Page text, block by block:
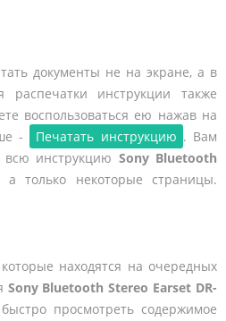
документы не на экране, а в
инструкции также
воспользоваться ею нажав на
-
Печатать инструкцию . Вам
всю инструкцию Sony Bluetooth
а только некоторые страницы.
находятся на очередных
Sony Bluetooth Stereo Earset DR-
просмотреть содержимое